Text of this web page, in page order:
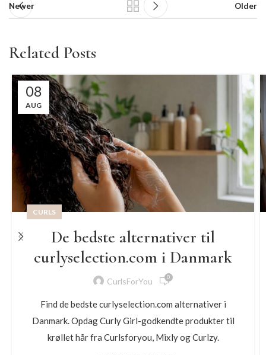
Newer Older
Related Posts
08
AUG
CURLS
De bedste alternativer til
curlyselection.com i Danmark
CurlsForYou 0
Find de bedste curlyselection.com alternativer i
Danmark. Opdag Curly Girl-godkendte produkter til
krøllet hår fra Curlsforyou, Mixly og Curlzy.